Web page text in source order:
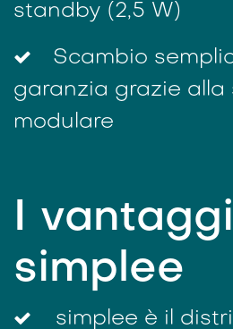
standby (2,5 W)
Scambio
garanzia grazie alla
modulare
I
simplee
simplee è il